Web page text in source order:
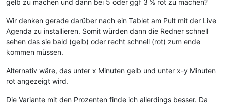
Wir denken gerade darüber nach ein Tablet am Pult mit der Live
Agenda zu installieren. Somit würden dann die Redner schnell
sehen das sie bald (gelb) oder recht schnell (rot) zum ende
kommen müssen.
Alternativ wäre, das unter x Minuten gelb und unter x-y Minuten
rot angezeigt wird.
Die Variante mit den Prozenten finde ich allerdings besser. Da